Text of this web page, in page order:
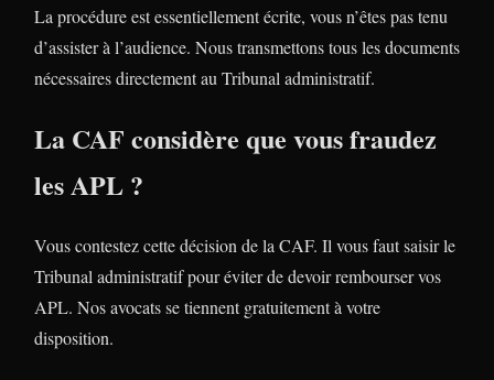
La procédure est essentiellement écrite, vous n’êtes pas tenu
d’assister à l’audience. Nous transmettons tous les documents
nécessaires directement au Tribunal administratif.
La CAF considère que vous fraudez
les APL ?
Vous contestez cette décision de la CAF. Il vous faut saisir le
Tribunal administratif pour éviter de devoir rembourser vos
APL. Nos avocats se tiennent gratuitement à votre
disposition.